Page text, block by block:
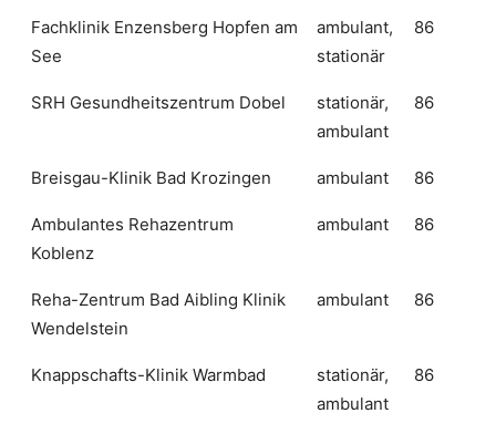
Fachklinik Enzensberg Hopfen am
See
ambulant,
stationär
86
SRH Gesundheitszentrum Dobel
stationär,
ambulant
86
Breisgau-Klinik Bad Krozingen ambulant 86
Ambulantes Rehazentrum
Koblenz
ambulant 86
Reha-Zentrum Bad Aibling Klinik
Wendelstein
ambulant 86
Knappschafts-Klinik Warmbad
stationär,
ambulant
86